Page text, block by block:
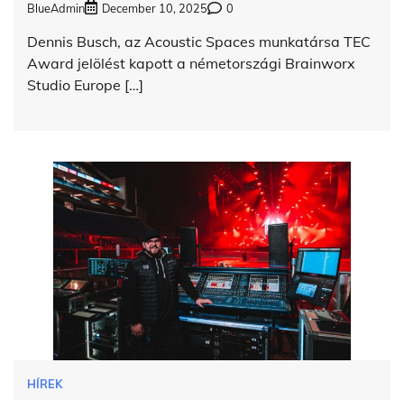
BlueAdmin December 10, 2025 0
Dennis Busch, az Acoustic Spaces munkatársa TEC
Award jelölést kapott a németországi Brainworx
Studio Europe […]
HÍREK